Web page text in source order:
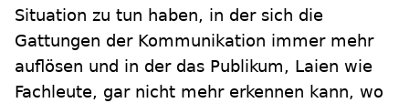
Situation zu tun haben, in der sich die
Gattungen der Kommunikation immer mehr
auflösen und in der das Publikum, Laien wie
Fachleute, gar nicht mehr erkennen kann, wo